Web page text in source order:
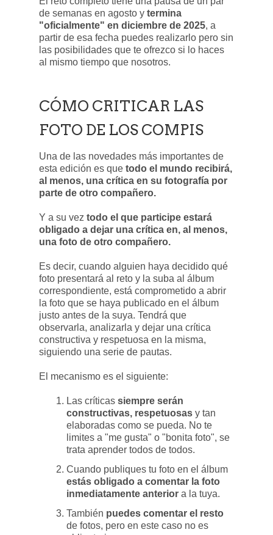
de semanas en agosto y termina
"oficialmente" en diciembre de 2025, a
partir de esa fecha puedes realizarlo pero sin
las posibilidades que te ofrezco si lo haces
al mismo tiempo que nosotros.
CÓMO CRITICAR LAS
FOTO DE LOS COMPIS
Una de las novedades más importantes de
esta edición es que todo el mundo recibirá,
al menos, una crítica en su fotografía por
parte de otro compañero.
Y a su vez todo el que participe estará
obligado a dejar una crítica en, al menos,
una foto de otro compañero.
Es decir, cuando alguien haya decidido qué
foto presentará al reto y la suba al álbum
correspondiente, está comprometido a abrir
la foto que se haya publicado en el álbum
justo antes de la suya. Tendrá que
observarla, analizarla y dejar una crítica
constructiva y respetuosa en la misma,
siguiendo una serie de pautas.
El mecanismo es el siguiente:
Las críticas siempre serán
constructivas, respetuosas y tan
elaboradas como se pueda. No te
limites a "me gusta" o "bonita foto", se
trata aprender todos de todos.
Cuando publiques tu foto en el álbum
estás obligado a comentar la foto
inmediatamente anterior a la tuya.
También puedes comentar el resto
de fotos, pero en este caso no es